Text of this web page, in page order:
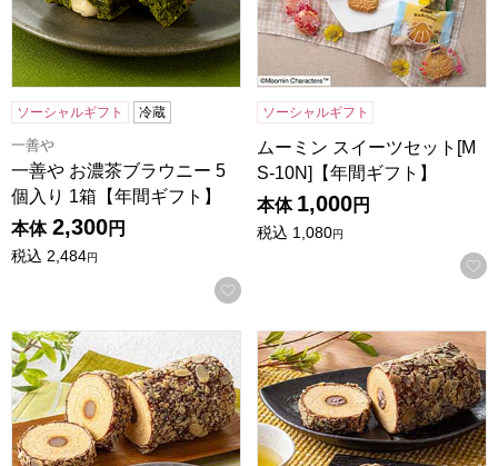
ソーシャルギフト 冷蔵
一善や
一善や お濃茶ブラウニー 5
個入り 1箱【年間ギフト】
本体 2,300円
税込 2,484円
お気に入りに登録する
ソーシャルギフト
ムーミン スイーツセット[M
S-10N]【年間ギフト】
本体 1,000円
税込 1,080円
杵屋 書写 千年杉 柚子 1本入り【年間ギフト】
杵屋 書写 千年杉 小倉 1本入